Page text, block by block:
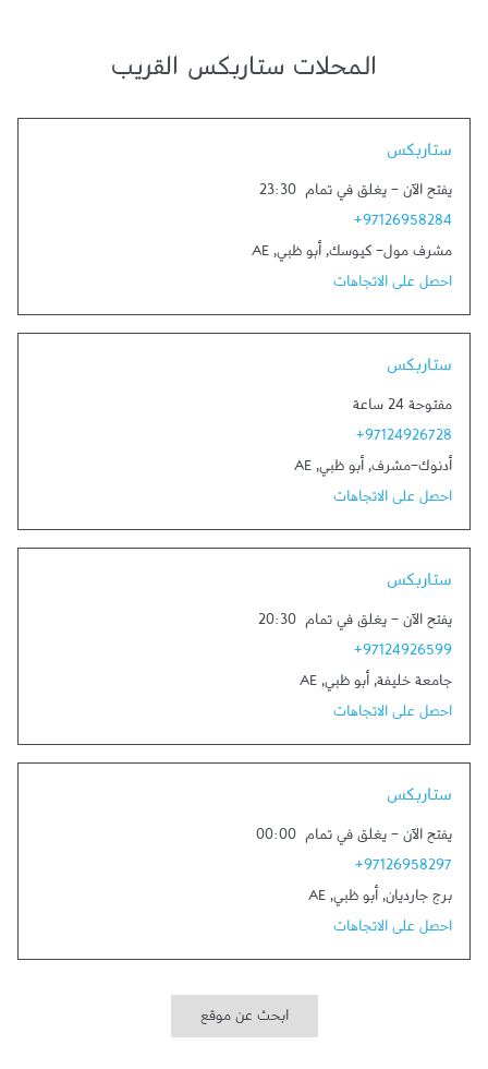
المحلات ستاربكس القريب
ستاربكس
يفتح الآن - يغلق في تمام 23:30
+97126958284
مشرف مول- كيوسك, أبو ظبي,
AE
احصل على الاتجاهات
ستاربكس
مفتوحة 24 ساعة
+97124926728
أدنوك-مشرف, أبو ظبي,
AE
احصل على الاتجاهات
ستاربكس
يفتح الآن - يغلق في تمام 20:30
+97124926599
جامعة خليفة, أبو ظبي,
AE
احصل على الاتجاهات
ستاربكس
يفتح الآن - يغلق في تمام 00:00
+97126958297
برج جارديان, أبو ظبي,
AE
احصل على الاتجاهات
ابحث عن موقع